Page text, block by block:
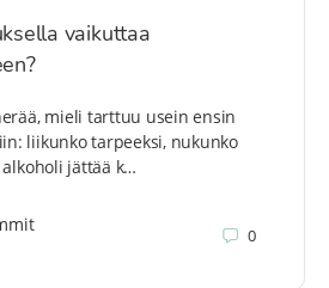
vaikuttaa
mieli tarttuu usein ensin
liikunko tarpeeksi, nukunko
jättää k…
0